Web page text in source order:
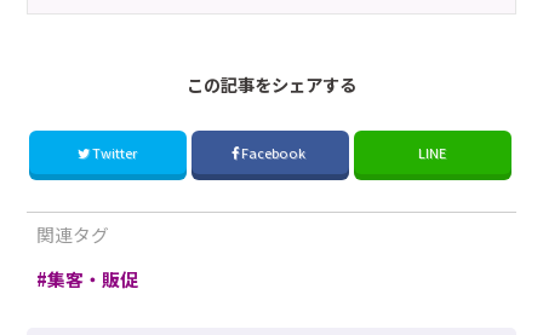
この記事をシェアする
Twitter Facebook LINE
関連タグ
集客・販促